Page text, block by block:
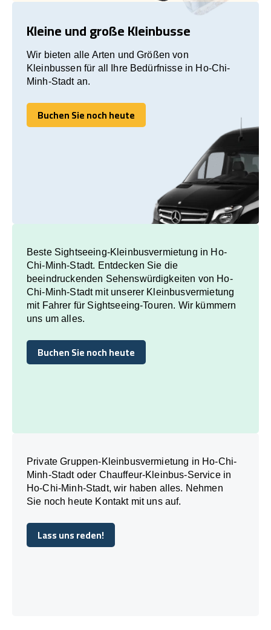
Kleine und große Kleinbusse
Wir bieten alle Arten und Größen von
Kleinbussen für all Ihre Bedürfnisse in Ho-Chi-
Minh-Stadt an.
Buchen Sie noch heute
Buchen Sie noch heute
Beste Sightseeing-Kleinbusvermietung in Ho-
Chi-Minh-Stadt. Entdecken Sie die
beeindruckenden Sehenswürdigkeiten von Ho-
Chi-Minh-Stadt mit unserer Kleinbusvermietung
mit Fahrer für Sightseeing-Touren. Wir kümmern
uns um alles.
Buchen Sie noch heute
Buchen Sie noch heute
Private Gruppen-Kleinbusvermietung in Ho-Chi-
Minh-Stadt oder Chauffeur-Kleinbus-Service in
Ho-Chi-Minh-Stadt, wir haben alles. Nehmen
Sie noch heute Kontakt mit uns auf.
Lass uns reden!
Lass uns reden!